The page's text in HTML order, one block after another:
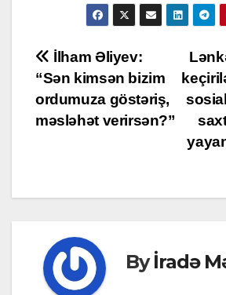
Post
navigation
İlham Əliyev:
“Sən kimsən bizim
ordumuza göstəriş,
məsləhət verirsən?”
Byİradə